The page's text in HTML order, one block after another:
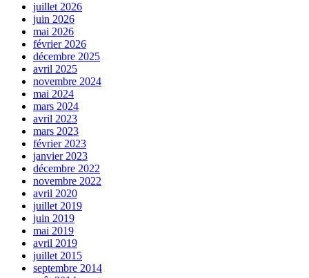
juillet 2026
juin 2026
mai 2026
février 2026
décembre 2025
avril 2025
novembre 2024
mai 2024
mars 2024
avril 2023
mars 2023
février 2023
janvier 2023
décembre 2022
novembre 2022
avril 2020
juillet 2019
juin 2019
mai 2019
avril 2019
juillet 2015
septembre 2014